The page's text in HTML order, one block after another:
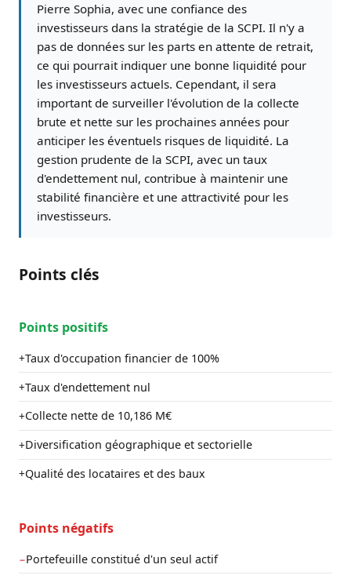
Pierre Sophia, avec une confiance des
investisseurs dans la stratégie de la SCPI. Il n'y a
pas de données sur les parts en attente de retrait,
ce qui pourrait indiquer une bonne liquidité pour
les investisseurs actuels. Cependant, il sera
important de surveiller l'évolution de la collecte
brute et nette sur les prochaines années pour
anticiper les éventuels risques de liquidité. La
gestion prudente de la SCPI, avec un taux
d'endettement nul, contribue à maintenir une
stabilité financière et une attractivité pour les
investisseurs.
Points clés
Points positifs
+Taux d'occupation financier de 100%
+Taux d'endettement nul
+Collecte nette de 10,186 M€
+Diversification géographique et sectorielle
+Qualité des locataires et des baux
Points négatifs
−Portefeuille constitué d'un seul actif